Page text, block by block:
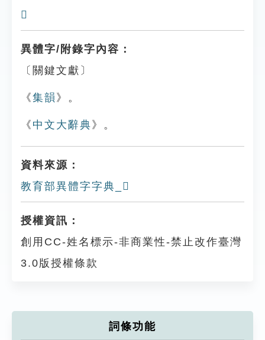
𨛶
異體字/附錄字內容：
〔關鍵文獻〕
《集韻 》。
《 中文大辭典 》。
資料來源：
教育部異體字字典_𨟢
授權資訊：
創用CC-姓名標示-非商業性-禁止改作臺灣
3.0版授權條款
詞條功能